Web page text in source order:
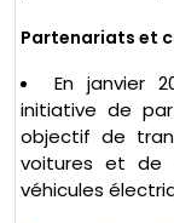
Partenariats et
En janvier
initiative de
objectif de
voitures et de
véhicules